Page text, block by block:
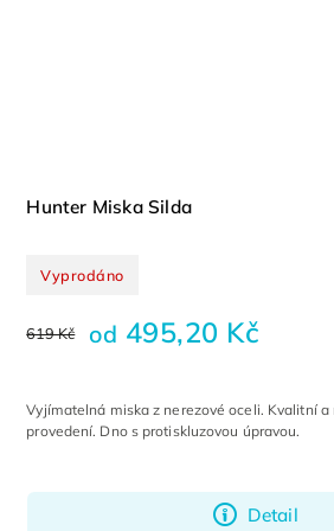
Hunter Miska Silda
Vyprodáno
619 Kč od 495,20 Kč
Detail
Vyjímatelná miska z nerezové oceli. Kvalitní a
provedení. Dno s protiskluzovou úpravou.